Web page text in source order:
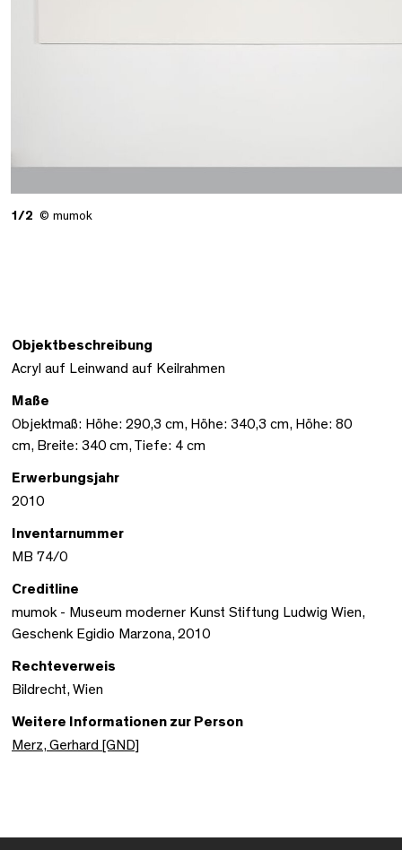
1/2 © mumok
Objektbeschreibung
Acryl auf Leinwand auf Keilrahmen
Maße
Objektmaß: Höhe: 290,3 cm, Höhe: 340,3 cm, Höhe: 80
cm, Breite: 340 cm, Tiefe: 4 cm
Erwerbungsjahr
2010
Inventarnummer
MB 74/0
Creditline
mumok - Museum moderner Kunst Stiftung Ludwig Wien,
Geschenk Egidio Marzona, 2010
Rechteverweis
Bildrecht, Wien
Weitere Informationen zur Person
Merz, Gerhard [GND]